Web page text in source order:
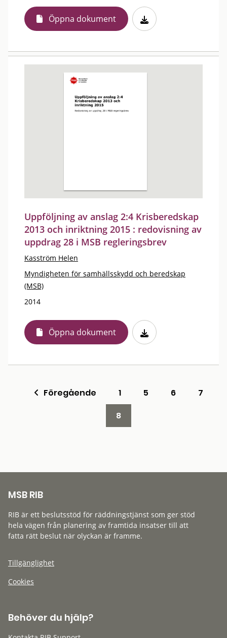
Öppna dokument
Uppföljning av anslag 2:4 Krisberedskap
2013 och inriktning 2015 : redovisning av
uppdrag 28 i MSB regleringsbrev
Kasström Helen
Myndigheten för samhällsskydd och beredskap
(MSB)
2014
Öppna dokument
Föregående 1 5 6
7
8
MSB RIB
RIB är ett beslutsstöd för räddningstjänst som ger stöd
hela vägen från planering av framtida insatser till att
fatta rätt beslut när olyckan är framme.
Tillgänglighet
Cookies
Behöver du hjälp?